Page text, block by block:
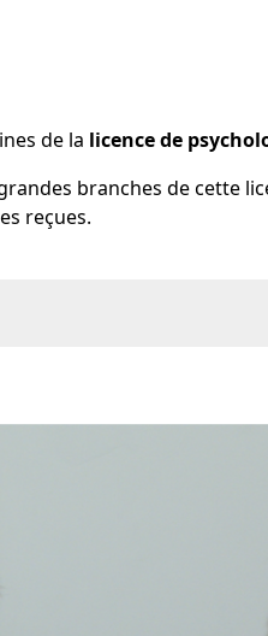
de la licence de
branches de cette
reçues.